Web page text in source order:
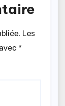
Les
*